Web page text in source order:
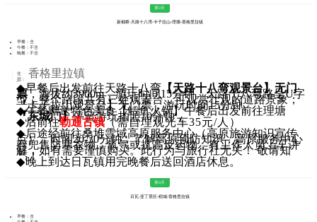
第3天
新都桥-天路十八湾-卡子拉山-理塘-香格里拉镇
早餐：含
午餐：不含
晚餐：不含
住
宿：
香格里拉镇
行
程：
◆早餐后出发前往天路十八弯【天路十八弯观景台】无门
票，海拔约3900m，游玩时间15分钟。天路十八弯路呈U字
型，整个路段共有三处观景台，可观赏壮观的道路景象；
【卡子拉山观景台】无门票，游玩时间15分钟。
◆午餐赠送特色美食【鳕鱼火锅】午餐后出发前往理塘
【东城门】停留游玩拍照10分钟，
◆后前往勒通古镇（需自理观光车35元/人）
◆后途经前往桑堆雪域高原服务中心（高原旅游知识宣传
点），时间20-30分钟，了解高原预防知识，高原服务中心
有兜售防寒衣物，氧气或抗高反药物，有工作人员上车讲
解，如有需要谨慎购买。此行为与旅行社无关！ 敬请知
悉！
◆晚上到达日瓦镇用完晚餐后送回酒店休息。
第4天
日瓦-亚丁景区-稻城/香格里拉镇
早餐：含